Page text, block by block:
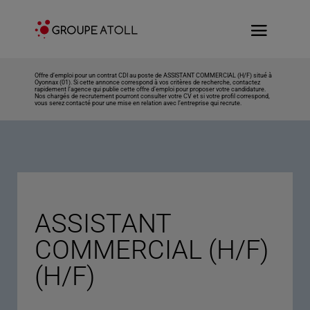
Offre d’emploi pour un contrat CDI au poste de ASSISTANT COMMERCIAL (H/F) situé à
Oyonnax (01). Si cette annonce correspond à vos critères de recherche, contactez
rapidement l’agence qui publie cette offre d’emploi pour proposer votre candidature.
Nos chargés de recrutement pourront consulter votre CV et si votre profil correspond,
vous serez contacté pour une mise en relation avec l’entreprise qui recrute.
ASSISTANT
COMMERCIAL (H/F)
(H/F)